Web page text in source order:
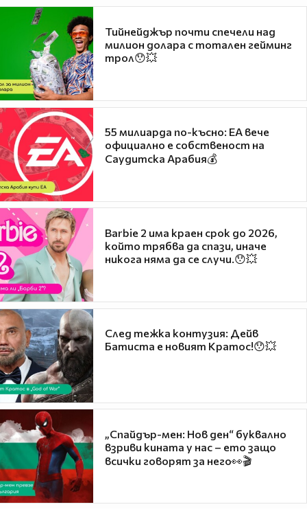
Тийнейджър почти спечели над
милион долара с тотален гейминг
трол😯💥
55 милиарда по-късно: EA вече
официално е собственост на
Саудитска Арабия💰
Barbie 2 има краен срок до 2026,
който трябва да спази, иначе
никога няма да се случи.😯💥
След тежка контузия: Дейв
Батиста е новият Кратос!😯💥
„Спайдър-мен: Нов ден“ буквално
взриви кината у нас – ето защо
всички говорят за него👀🎬